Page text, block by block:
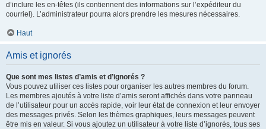
d’inclure les en-têtes (ils contiennent des informations sur l’expéditeur du
courriel). L’administrateur pourra alors prendre les mesures nécessaires.
Haut
Amis et ignorés
Que sont mes listes d’amis et d’ignorés ?
Vous pouvez utiliser ces listes pour organiser les autres membres du forum.
Les membres ajoutés à votre liste d’amis seront affichés dans votre panneau
de l’utilisateur pour un accès rapide, voir leur état de connexion et leur envoyer
des messages privés. Selon les thèmes graphiques, leurs messages peuvent
être mis en valeur. Si vous ajoutez un utilisateur à votre liste d’ignorés, tous ses